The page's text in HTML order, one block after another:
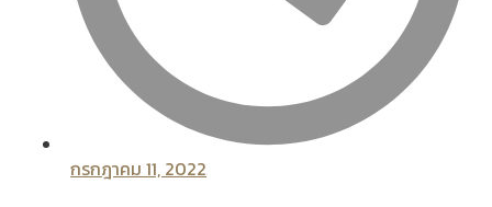
กรกฎาคม 11, 2022